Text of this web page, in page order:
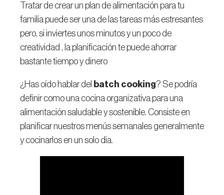
Tratar de crear un plan de alimentación para tu
familia puede ser una de las tareas más estresantes
pero, si inviertes unos minutos y un poco de
creatividad , la planificación te puede ahorrar
bastante tiempo y dinero
¿Has oído hablar del batch cooking? Se podría
definir como una cocina organizativa para una
alimentación saludable y sostenible. Consiste en
planificar nuestros menús semanales generalmente
y cocinarlos en un solo dia.